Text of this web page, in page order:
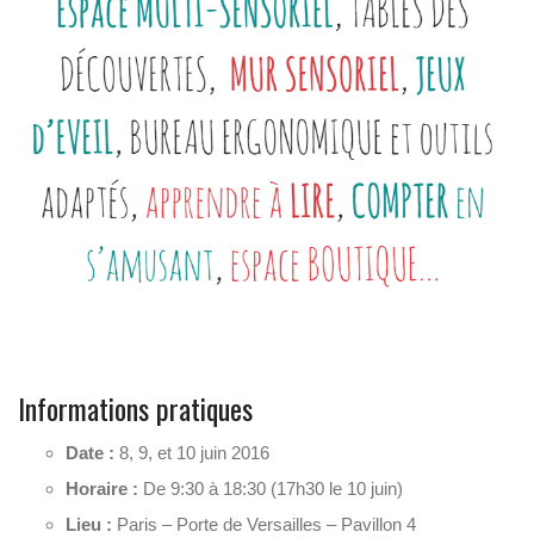
Informations pratiques
Date : 8, 9, et 10 juin 2016
Horaire : De 9:30 à 18:30 (17h30 le 10 juin)
Lieu : Paris – Porte de Versailles – Pavillon 4